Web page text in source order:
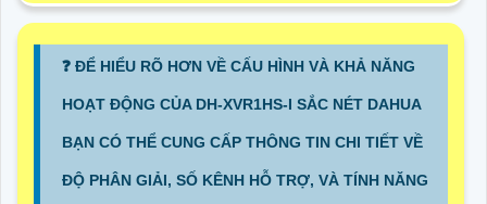
❓ ĐỂ HIỂU RÕ HƠN VỀ CẤU HÌNH VÀ KHẢ NĂNG
HOẠT ĐỘNG CỦA DH-XVR1HS-I SẮC NÉT DAHUA
BẠN CÓ THỂ CUNG CẤP THÔNG TIN CHI TIẾT VỀ
ĐỘ PHÂN GIẢI, SỐ KÊNH HỖ TRỢ, VÀ TÍNH NĂNG